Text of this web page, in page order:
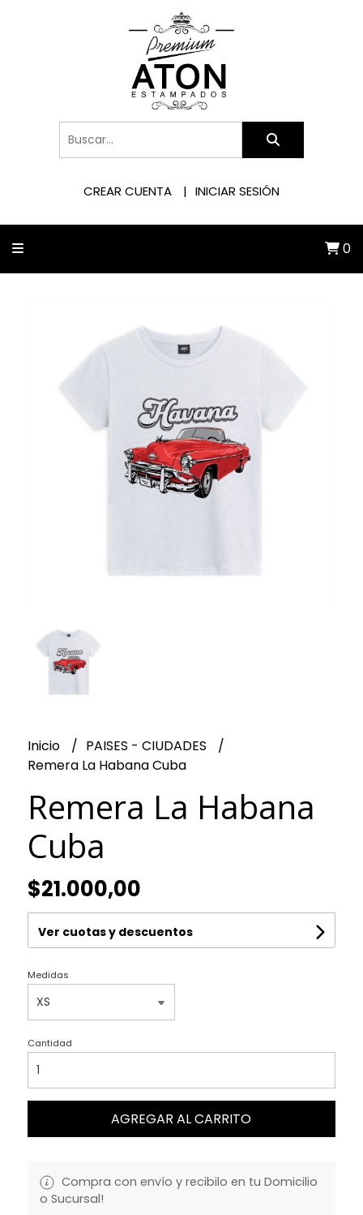
CREAR CUENTA INICIAR SESIÓN
0
Inicio
PAISES - CIUDADES
Remera La Habana Cuba
Remera La Habana
Cuba
$21.000,00
Ver cuotas y descuentos
Medidas
Cantidad
AGREGAR AL CARRITO
Compra con envío y recibilo en tu Domicilio
o Sucursal!